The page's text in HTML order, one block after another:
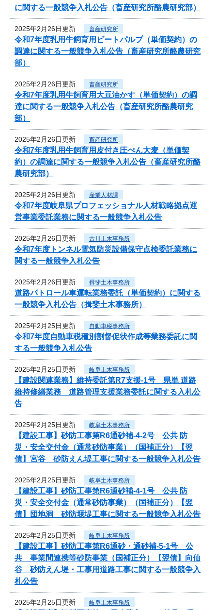
に関する一般競争入札公告（畜産研究所酪農研究部）
2025年2月26日更新 畜産研究所
令和7年度乳用牛飼育用ビートパルプ（単価契約）の
調達に関する一般競争入札公告（畜産研究所酪農研究
部）
2025年2月26日更新 畜産研究所
令和7年度乳用牛飼育用大豆油かす（単価契約）の調
達に関する一般競争入札公告（畜産研究所酪農研究
部）
2025年2月26日更新 畜産研究所
令和7年度乳用牛飼育用皮付き圧ぺん大麦（単価契
約）の調達に関する一般競争入札公告（畜産研究所酪
農研究部）
2025年2月26日更新 産業人材課
令和7年度岐阜県プロフェッショナル人材戦略拠点運
営事業委託業務に関する一般競争入札公告
2025年2月26日更新 古川土木事務所
令和7年度トンネル電気防災設備保守点検委託業務に
関する一般競争入札公告
2025年2月26日更新 揖斐土木事務所
道路パトロール車運転業務委託（単価契約）に関する
一般競争入札公告（揖斐土木事務所）
2025年2月25日更新 自動車税事務所
令和7年度自動車税種別割督促状作成等業務委託に関
する一般競争入札公告
2025年2月25日更新 岐阜土木事務所
【建設関連業務】維持委託第R7支援-1号 県単 道路
維持修繕業務 道路管理支援業務委託に関する入札公
告
2025年2月25日更新 岐阜土木事務所
【建設工事】砂防工事第R6通砂補-4-2号 公共 防
災・安全交付金（通常砂防事業）（国補正分）【翌
債】宮谷 砂防えん堤工事に関する一般競争入札公告
2025年2月25日更新 岐阜土木事務所
【建設工事】砂防工事第R6通砂補-4-1号 公共 防
災・安全交付金（通常砂防事業）（国補正分）【翌
債】団地洞 砂防堰堤工事に関する一般競争入札公告
2025年2月25日更新 岐阜土木事務所
【建設工事】砂防工事第R6通砂・通砂補-5-1号 公
共 事業間連携等砂防事業（国補正分）【翌債】向仙
谷 砂防えん堤・工事用道路工事に関する一般競争入
札公告
2025年2月25日更新 岐阜土木事務所